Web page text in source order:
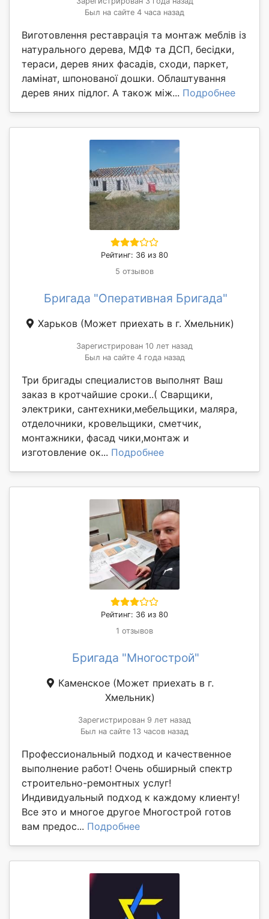
Был на сайте 4 часа назад
Виготовлення реставрація та монтаж меблів із
натурального дерева, МДФ та ДСП, бесідки,
тераси, дерев яних фасадів, сходи, паркет,
ламінат, шпонованої дошки. Облаштування
дерев яних підлог. А також між... Подробнее
Рейтинг: 36 из 80
5 отзывов
Бригада "Оперативная Бригада"
Харьков (Может приехать в г. Хмельник)
Зарегистрирован 10 лет назад
Был на сайте 4 года назад
Три бригады специалистов выполнят Ваш
заказ в кротчайшие сроки..( Сварщики,
электрики, сантехники,мебельщики, маляра,
отделочники, кровельщики, сметчик,
монтажники, фасад чики,монтаж и
изготовление ок... Подробнее
Рейтинг: 36 из 80
1 отзывов
Бригада "Многострой"
Каменское (Может приехать в г.
Хмельник)
Зарегистрирован 9 лет назад
Был на сайте 13 часов назад
Профессиональный подход и качественное
выполнение работ! Очень обширный спектр
строительно-ремонтных услуг!
Индивидуальный подход к каждому клиенту!
Все это и многое другое Многострой готов
вам предос... Подробнее